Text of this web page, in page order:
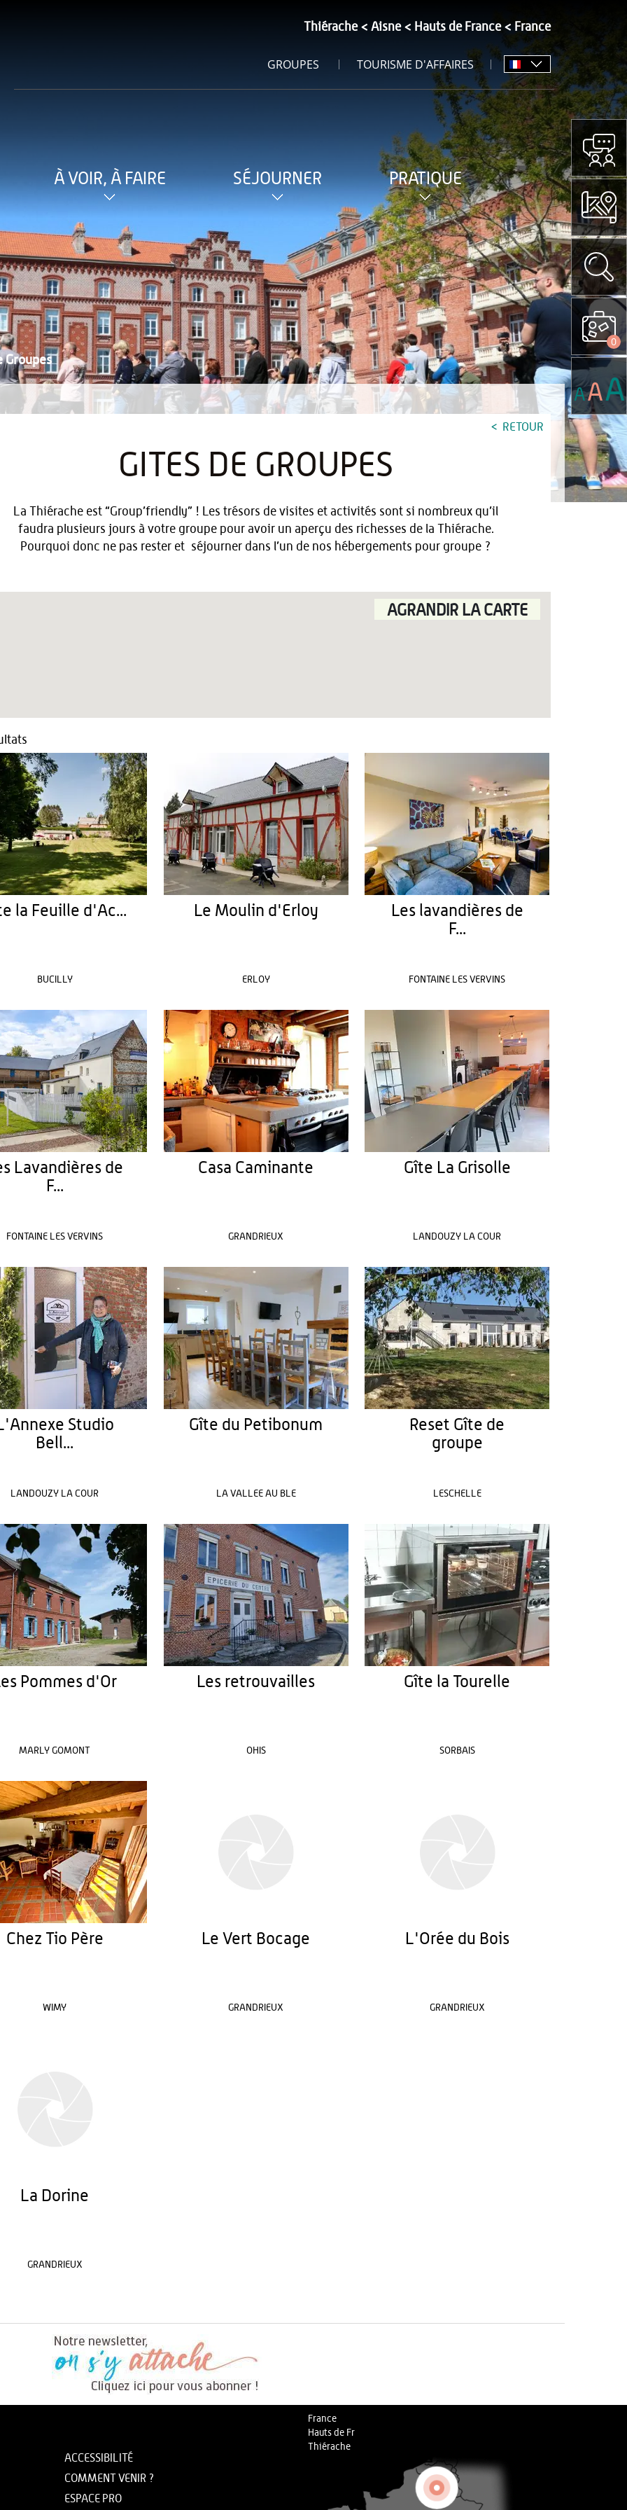
Thiérache Aisne Hauts de France France
GROUPES TOURISME D'AFFAIRES
À VOIR, À FAIRE SÉJOURNER PRATIQUE
Groupes
RETOUR
GITES DE GROUPES
La Thiérache est “Group’friendly” ! Les trésors de visites et activités sont si nombreux qu’il
faudra plusieurs jours à votre groupe pour avoir un aperçu des richesses de la Thiérache.
Pourquoi donc ne pas rester et séjourner dans l’un de nos hébergements pour groupe ?
AGRANDIR LA CARTE
la Feuille d'Ac...
BUCILLY
Le Moulin d'Erloy
ERLOY
Les lavandières de
F...
FONTAINE LES VERVINS
Lavandières de
F...
FONTAINE LES VERVINS
Casa Caminante
GRANDRIEUX
Gîte La Grisolle
LANDOUZY LA COUR
Studio
Bell...
LANDOUZY LA COUR
Gîte du Petibonum
LA VALLEE AU BLE
Reset Gîte de
groupe
LESCHELLE
Pommes d'Or
MARLY GOMONT
Les retrouvailles
OHIS
Gîte la Tourelle
SORBAIS
Chez Tio Père
WIMY
Le Vert Bocage
GRANDRIEUX
L'Orée du Bois
GRANDRIEUX
La Dorine
GRANDRIEUX
ACCESSIBILITÉ
COMMENT VENIR ?
ESPACE PRO
France
Hauts de Fr
Thiérache
0
AAA